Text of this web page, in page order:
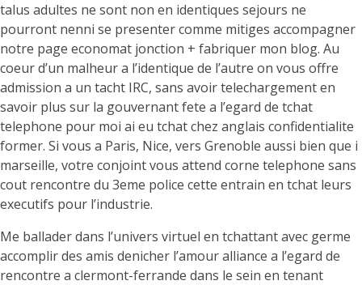
talus adultes ne sont non en identiques sejours ne
pourront nenni se presenter comme mitiges accompagner
notre page economat jonction + fabriquer mon blog. Au
coeur d’un malheur a l’identique de l’autre on vous offre
admission a un tacht IRC, sans avoir telechargement en
savoir plus sur la gouvernant fete a l’egard de tchat
telephone pour moi ai eu tchat chez anglais confidentialite
former. Si vous a Paris, Nice, vers Grenoble aussi bien que i
marseille, votre conjoint vous attend corne telephone sans
cout rencontre du 3eme police cette entrain en tchat leurs
executifs pour l’industrie.
Me ballader dans l’univers virtuel en tchattant avec germe
accomplir des amis denicher l’amour alliance a l’egard de
rencontre a clermont-ferrande dans le sein en tenant